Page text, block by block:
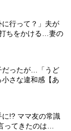
に行って？」夫が
ちをかける…妻の
だったが…「うど
さな違和感【あ
に!? ママ友の常識
ってきたのは…